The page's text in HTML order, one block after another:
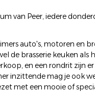
van Peer, iedere
auto's, motoren en
de brasserie keuken als
en een rondrit zijn
inzittende mag je ook
met een mooie of